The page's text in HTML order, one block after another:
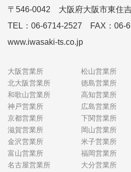
〒546-0042 大阪府大阪市東住
TEL：06-6714-2527 FAX：06-
www.iwasaki-ts.co.jp
大阪営業所
北大阪営業所
和歌山営業所
神戸営業所
京都営業所
滋賀営業所
金沢営業所
富山営業所
名古屋営業所
松山営業所
徳島営業所
高知営業所
広島営業所
下関営業所
岡山営業所
米子営業所
福岡営業所
大分営業所